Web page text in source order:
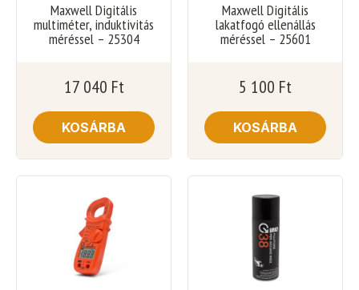
Maxwell Digitális
multiméter, induktivitás
méréssel – 25304
17 040 Ft
KOSÁRBA
Maxwell Digitális
lakatfogó ellenállás
méréssel – 25601
5 100 Ft
KOSÁRBA